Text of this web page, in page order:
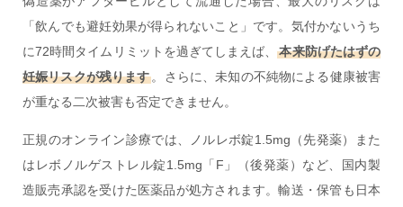
「飲んでも避妊効果が得られないこと」です。気付かないうち
に72時間タイムリミットを過ぎてしまえば、本来防げたはずの
妊娠リスクが残ります。さらに、未知の不純物による健康被害
が重なる二次被害も否定できません。
正規のオンライン診療では、ノルレボ錠1.5mg（先発薬）また
はレボノルゲストレル錠1.5mg「F」（後発薬）など、国内製
造販売承認を受けた医薬品が処方されます。輸送・保管も日本